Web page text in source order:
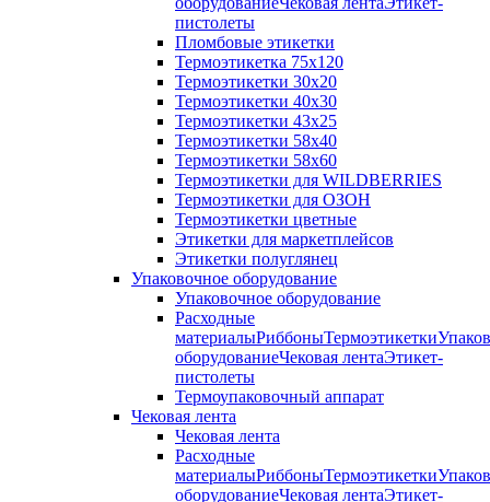
пистолеты
Пломбовые этикетки
Термоэтикетка 75х120
Термоэтикетки 30х20
Термоэтикетки 40х30
Термоэтикетки 43х25
Термоэтикетки 58х40
Термоэтикетки 58х60
Термоэтикетки для WILDBERRIES
Термоэтикетки для ОЗОН
Термоэтикетки цветные
Этикетки для маркетплейсов
Этикетки полуглянец
Упаковочное оборудование
Упаковочное оборудование
Расходные
оборудованиеЧековая лентаЭтикет-
пистолеты
Термоупаковочный аппарат
Чековая лента
Чековая лента
Расходные
оборудованиеЧековая лентаЭтикет-